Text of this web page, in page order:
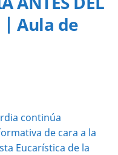
| Aula de
continúa
de cara a la
Eucarística de la